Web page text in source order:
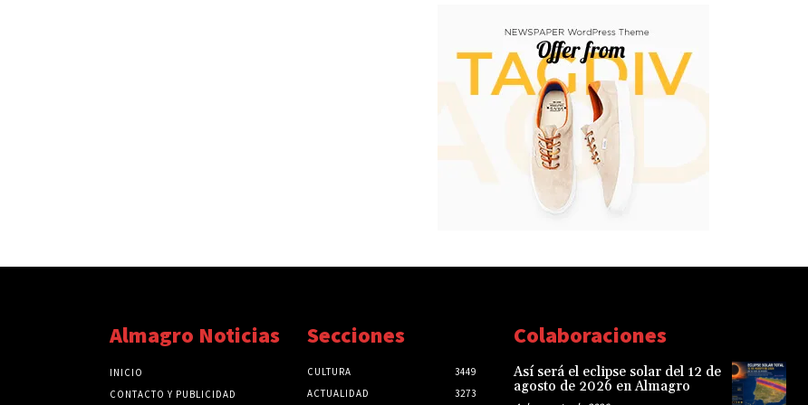
Almagro Noticias
INICIO
CONTACTO Y PUBLICIDAD
Secciones
CULTURA
3449
ACTUALIDAD
3273
Colaboraciones
Así será el eclipse solar del 12 de
agosto de 2026 en Almagro